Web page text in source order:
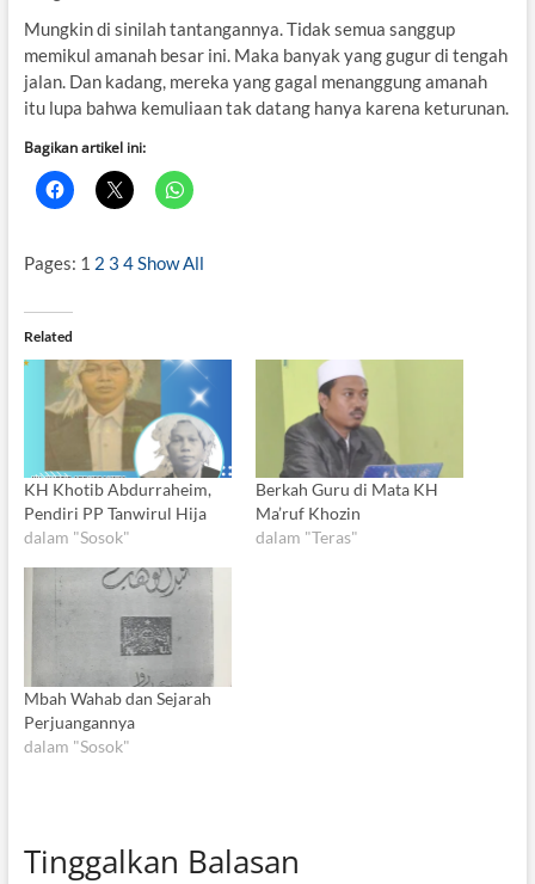
Mungkin di sinilah tantangannya. Tidak semua sanggup
memikul amanah besar ini. Maka banyak yang gugur di tengah
jalan. Dan kadang, mereka yang gagal menanggung amanah
itu lupa bahwa kemuliaan tak datang hanya karena keturunan.
Bagikan artikel ini:
Pages: 1 2 3 4Show All
Related
KH Khotib Abdurraheim,
Pendiri PP Tanwirul Hija
dalam "Sosok"
Berkah Guru di Mata KH
Ma’ruf Khozin
dalam "Teras"
Mbah Wahab dan Sejarah
Perjuangannya
dalam "Sosok"
Tinggalkan Balasan